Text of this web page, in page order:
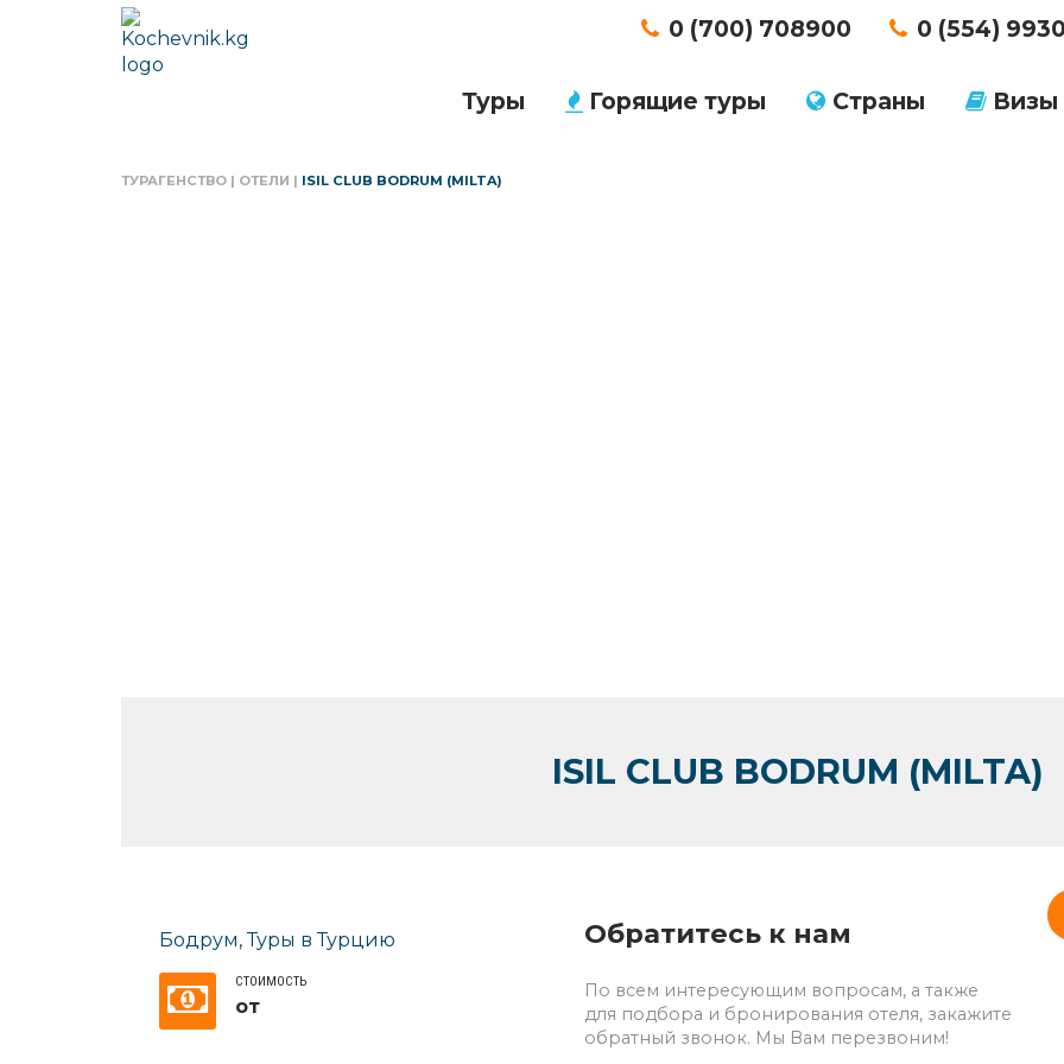
0 (700) 708900 0 (554)
Туры Горящие туры Страны Визы
ТУРАГЕНСТВО | ОТЕЛИ | ISIL CLUB BODRUM (MILTA)
ISIL CLUB BODRUM (MILTA)
Бодрум,Туры в Турцию
СТОИМОСТЬ
от
Обратитесь к нам
По всем интересующим вопросам, а также
для подбора и бронирования отеля, закажите
обратный звонок. Мы Вам перезвоним!